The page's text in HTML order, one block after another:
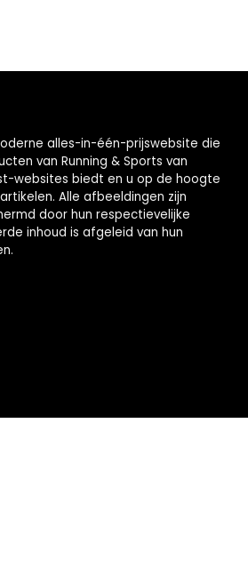
alles-in-één-prijswebsite die
van Running & Sports van
websites biedt en u op de hoogte
Alle afbeeldingen zijn
door hun respectievelijke
inhoud is afgeleid van hun